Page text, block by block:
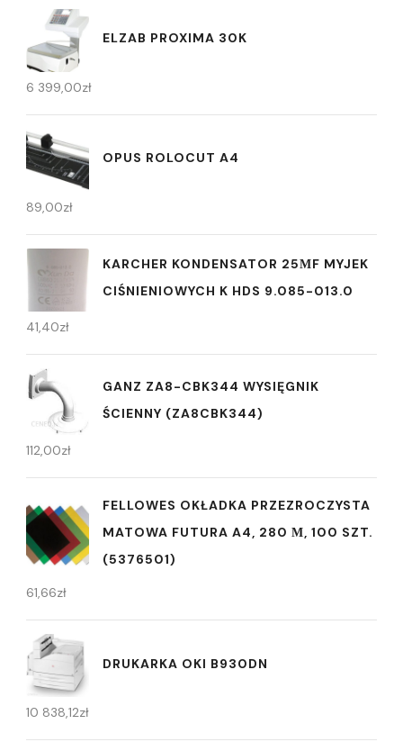
ELZAB PROXIMA 30K
6 399,00zł
OPUS ROLOCUT A4
89,00zł
KARCHER KONDENSATOR 25ΜF MYJEK
CIŚNIENIOWYCH K HDS 9.085-013.0
41,40zł
GANZ ZA8-CBK344 WYSIĘGNIK
ŚCIENNY (ZA8CBK344)
112,00zł
FELLOWES OKŁADKA PRZEZROCZYSTA
MATOWA FUTURA A4, 280 Μ, 100 SZT.
(5376501)
61,66zł
DRUKARKA OKI B930DN
10 838,12zł